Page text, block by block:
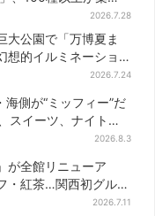
ッズ＆タダ券が当たる
ャも
2026.7.28
大公園で「万博夏ま
想的イルミネーショ
2026.7.24
海側が“ミッフィー”だ
スイーツ、ナイトマ
2026.8.3
が全館リニューア
・紅茶…関西初グルメ
2026.7.11